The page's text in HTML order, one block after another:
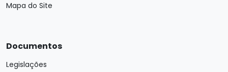
Mapa do Site
Documentos
Legislações